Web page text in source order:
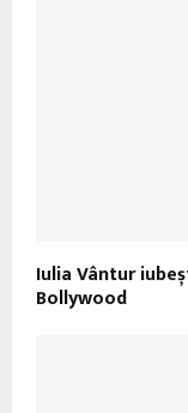
Iulia Vântur
Bollywood